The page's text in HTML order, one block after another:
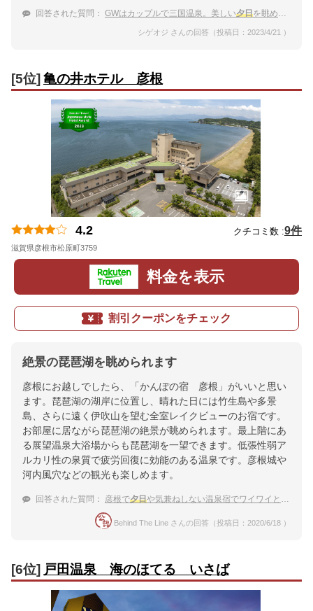
回答された質問： GWはカップルで三国温泉。美しい夕日を眺めて海の幸と温泉を堪能したい
シゲオジ さんの回答（投稿日：2023/4/21 ）
[5位]亀の井ホテル 彦根
4.2 クチコミ数 :9件
滋賀県彦根市松原町3759
料金を表示
割引クーポンをチェック
絶景の琵琶湖を眺められます
彦根にお越しでしたら、「かんぽの宿 彦根」がいいと思い
ます。琵琶湖の湖岸に位置し、晴れた日には竹生島や多景
島、さらに遠く伊吹山を望む全室レイクビューのお宿です。
お部屋に居ながら琵琶湖の絶景が眺められます。最上階にあ
る展望温泉大浴場からも琵琶湖を一望できます。低張性弱ア
ルカリ性の泉質で疲労回復に効能のある温泉です。彦根城や
河内風穴などの観光も楽しめます。
回答された質問： 彦根で夕日や気兼ねしない温泉宿でワイワイと楽しみたいです。大浴場や露天風呂があると嬉しいです
Behind The Line さんの回答（投稿日：2020/6/18 ）
[6位] 戸田温泉 海のほてる いさば